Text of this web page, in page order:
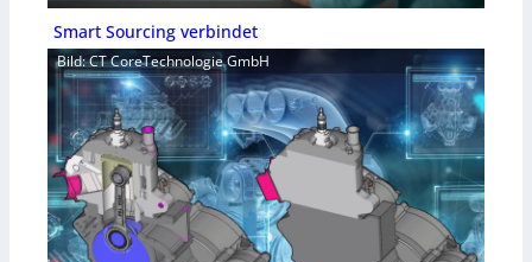
Smart Sourcing verbindet
Bild: CT CoreTechnologie GmbH